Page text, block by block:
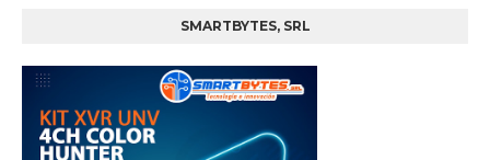
SMARTBYTES, SRL